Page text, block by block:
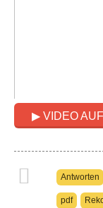
▶ VIDEO
Antworten
pdf